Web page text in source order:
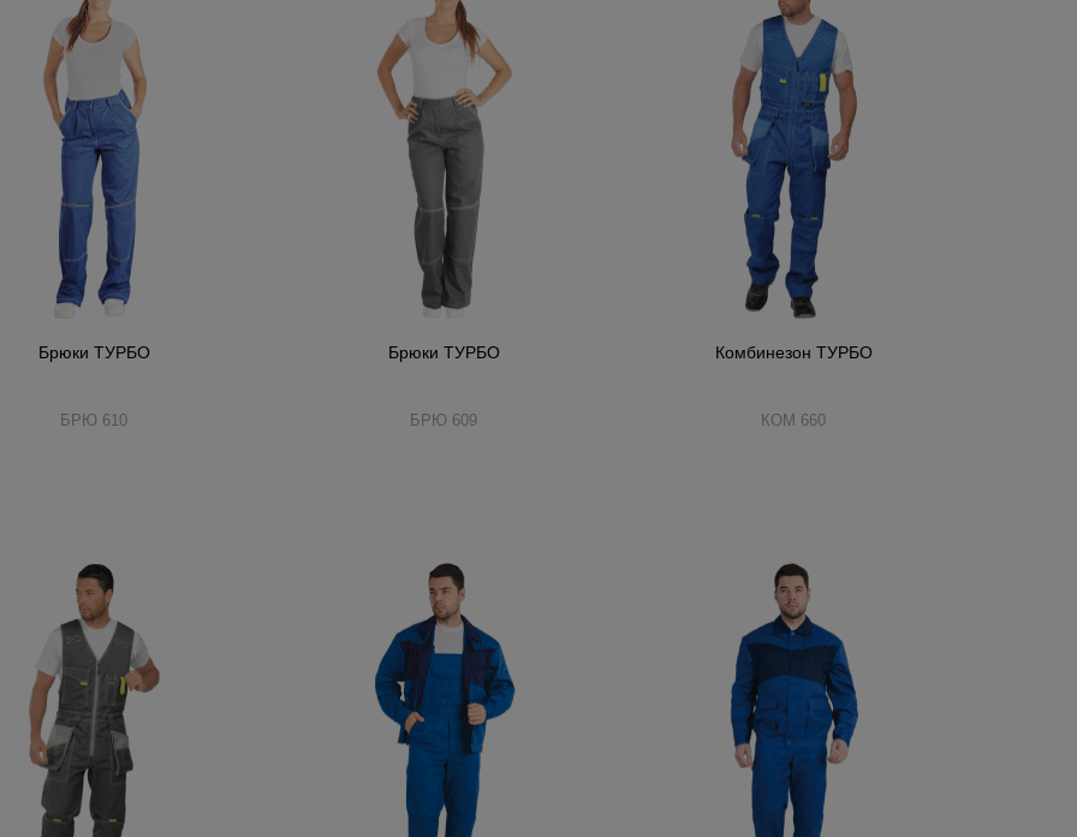
Брюки ТУРБО
БРЮ 610
Брюки ТУРБО
БРЮ 609
Комбинезон ТУРБО
КОМ 660